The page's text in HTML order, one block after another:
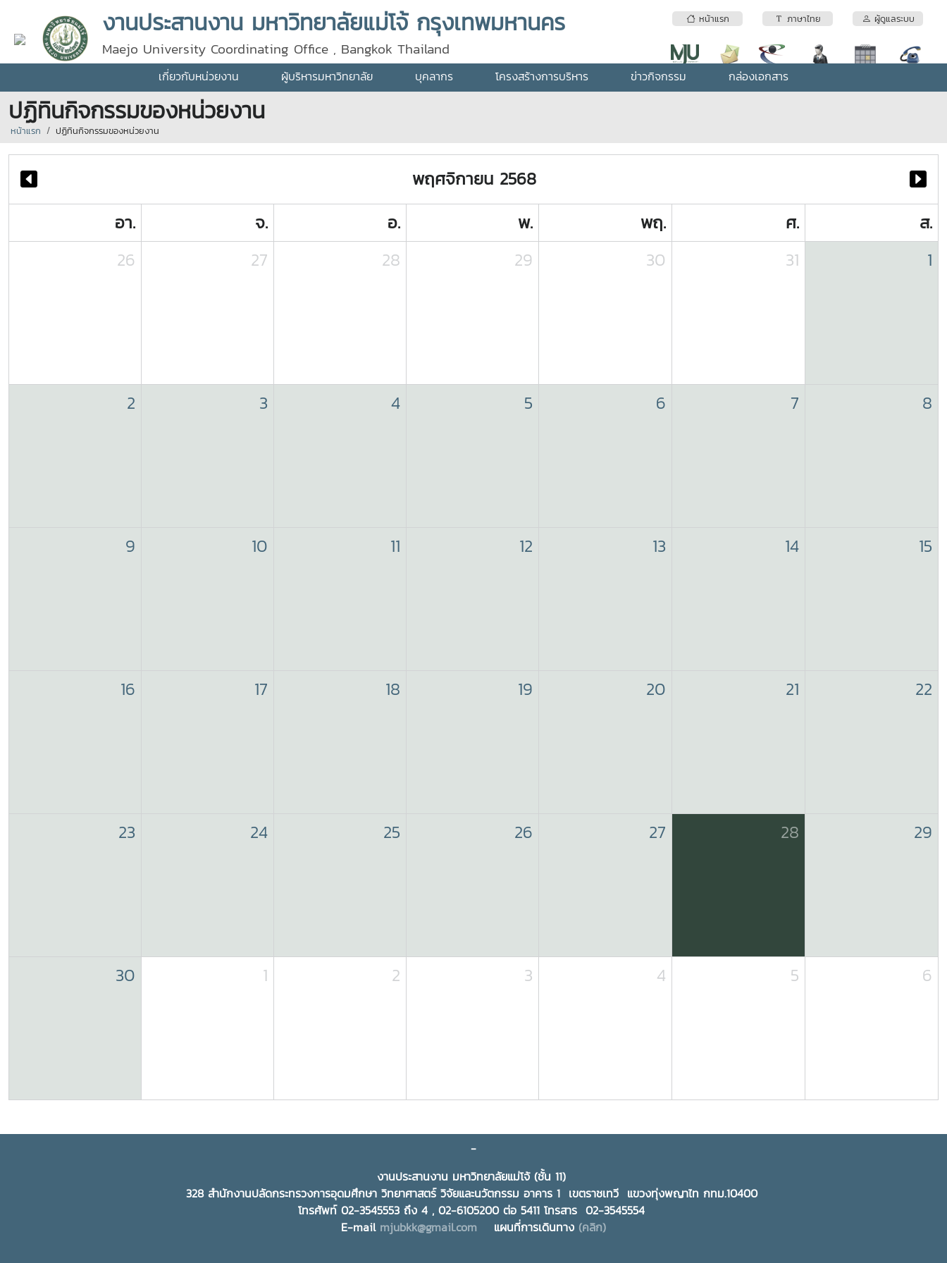
หน้าแรก ภาษาไทย ผู้ดูแลระบบ
งานประสานงาน มหาวิทยาลัยแม่โจ้ กรุงเทพมหานคร
Maejo University Coordinating Office , Bangkok Thailand
เกี่ยวกับหน่วยงาน ผู้บริหารมหาวิทยาลัย บุคลากร โครงสร้างการบริหาร ข่าวกิจกรรม กล่องเอกสาร
ปฏิทินกิจกรรมของหน่วยงาน
หน้าแรก ปฏิทินกิจกรรมของหน่วยงาน
พฤศจิกายน 2568
อา.
จ. อ. พ. พฤ. ศ.
ส.
26
27 28 29 30 31 1
2 3 4 5 6 7 8
9 10 11 12 13 14 15
16 17 18 19 20 21 22
23 24 25 26 27 28 29
30 1 2 3 4 5 6
-
งานประสานงาน มหาวิทยาลัยแม่โจ้ (ชั้น 11)
328 สำนักงานปลัดกระทรวงการอุดมศึกษา วิทยาศาสตร์ วิจัยและนวัตกรรม อาคาร 1 เขตราชเทวี แขวงทุ่งพญาไท กทม.10400
โทรศัพท์ 02-3545553 ถึง 4 , 02-6105200 ต่อ 5411 โทรสาร 02-3545554
E-mail mjubkk@gmail.com แผนที่การเดินทาง (คลิก)